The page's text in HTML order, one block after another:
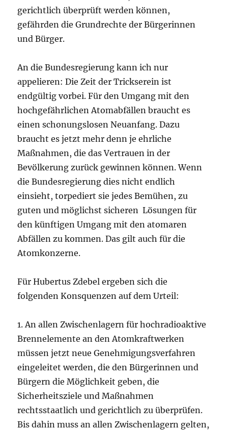
gerichtlich überprüft werden können,
gefährden die Grundrechte der Bürgerinnen
und Bürger.
An die Bundesregierung kann ich nur
appelieren: Die Zeit der Trickserein ist
endgültig vorbei. Für den Umgang mit den
hochgefährlichen Atomabfällen braucht es
einen schonungslosen Neuanfang. Dazu
braucht es jetzt mehr denn je ehrliche
Maßnahmen, die das Vertrauen in der
Bevölkerung zurück gewinnen können. Wenn
die Bundesregierung dies nicht endlich
einsieht, torpediert sie jedes Bemühen, zu
guten und möglichst sicheren Lösungen für
den künftigen Umgang mit den atomaren
Abfällen zu kommen. Das gilt auch für die
Atomkonzerne.
Für Hubertus Zdebel ergeben sich die
folgenden Konsquenzen auf dem Urteil:
1. An allen Zwischenlagern für hochradioaktive
Brennelemente an den Atomkraftwerken
müssen jetzt neue Genehmigungsverfahren
eingeleitet werden, die den Bürgerinnen und
Bürgern die Möglichkeit geben, die
Sicherheitsziele und Maßnahmen
rechtsstaatlich und gerichtlich zu überprüfen.
Bis dahin muss an allen Zwischenlagern gelten,